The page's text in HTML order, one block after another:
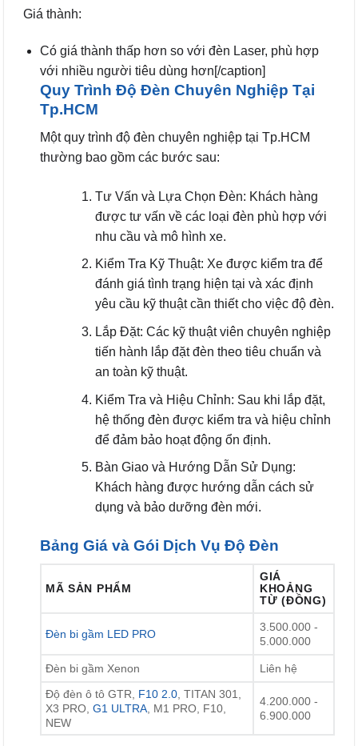
Giá thành:
Có giá thành thấp hơn so với đèn Laser, phù hợp
với nhiều người tiêu dùng hơn[/caption]
Quy Trình Độ Đèn Chuyên Nghiệp Tại
Tp.HCM
Một quy trình độ đèn chuyên nghiệp tại Tp.HCM
thường bao gồm các bước sau:
Tư Vấn và Lựa Chọn Đèn: Khách hàng
được tư vấn về các loại đèn phù hợp với
nhu cầu và mô hình xe.
Kiểm Tra Kỹ Thuật: Xe được kiểm tra để
đánh giá tình trạng hiện tại và xác định
yêu cầu kỹ thuật cần thiết cho việc độ đèn.
Lắp Đặt: Các kỹ thuật viên chuyên nghiệp
tiến hành lắp đặt đèn theo tiêu chuẩn và
an toàn kỹ thuật.
Kiểm Tra và Hiệu Chỉnh: Sau khi lắp đặt,
hệ thống đèn được kiểm tra và hiệu chỉnh
để đảm bảo hoạt động ổn định.
Bàn Giao và Hướng Dẫn Sử Dụng:
Khách hàng được hướng dẫn cách sử
dụng và bảo dưỡng đèn mới.
Bảng Giá và Gói Dịch Vụ Độ Đèn
MÃ SẢN PHẨM
GIÁ
KHOẢNG
TỪ (ĐỒNG)
Đèn bi gầm LED PRO
3.500.000 -
5.000.000
Đèn bi gầm Xenon
Liên hệ
Độ đèn ô tô GTR, F10 2.0, TITAN 301,
X3 PRO, G1 ULTRA, M1 PRO, F10,
NEW
4.200.000 -
6.900.000